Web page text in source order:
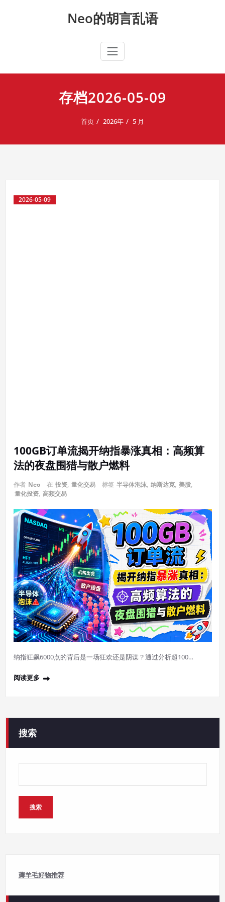
Neo的胡言乱语
存档2026-05-09
首页 2026年 5 月
2026-05-09
100GB订单流揭开纳指暴涨真相：高频算
法的夜盘围猎与散户燃料
作者 Neo 在 投资, 量化交易 标签 半导体泡沫, 纳斯达克, 美股,
量化投资, 高频交易
纳指狂飙6000点的背后是一场狂欢还是阴谋？通过分析超100…
阅读更多
搜索
搜索
薅羊毛好物推荐